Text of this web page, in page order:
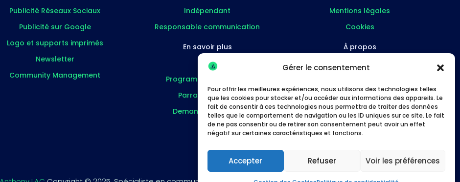
Gérer le consentement
Pour offrir les meilleures expériences, nous utilisons des technologies telles
que les cookies pour stocker et/ou accéder aux informations des appareils. Le
fait de consentir à ces technologies nous permettra de traiter des données
telles que le comportement de navigation ou les ID uniques sur ce site. Le fait
de ne pas consentir ou de retirer son consentement peut avoir un effet
négatif sur certaines caractéristiques et fonctions.
Accepter Refuser Voir les préférences
Publicité Réseaux Sociaux
Publicité sur Google
Logo et supports imprimés
Newsletter
Community Management
Indépendant
Responsable communication
En savoir plus
Blog
Programme partenaire
Parrainer un pro
Demander un devis
Mentions légales
Cookies
À propos
Études de cas
Me suivre